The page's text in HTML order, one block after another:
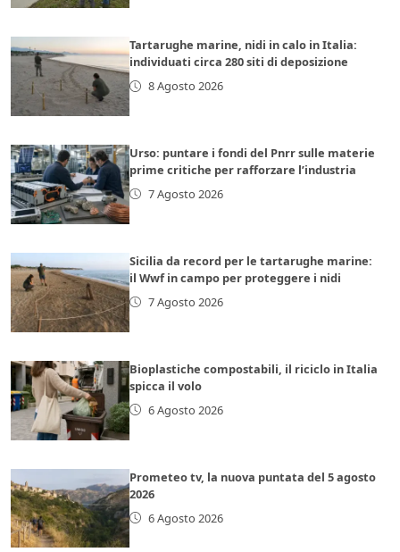
Tartarughe marine, nidi in calo in Italia:
individuati circa 280 siti di deposizione
8 Agosto 2026
Urso: puntare i fondi del Pnrr sulle materie
prime critiche per rafforzare l’industria
7 Agosto 2026
Sicilia da record per le tartarughe marine:
il Wwf in campo per proteggere i nidi
7 Agosto 2026
Bioplastiche compostabili, il riciclo in Italia
spicca il volo
6 Agosto 2026
Prometeo tv, la nuova puntata del 5 agosto
2026
6 Agosto 2026